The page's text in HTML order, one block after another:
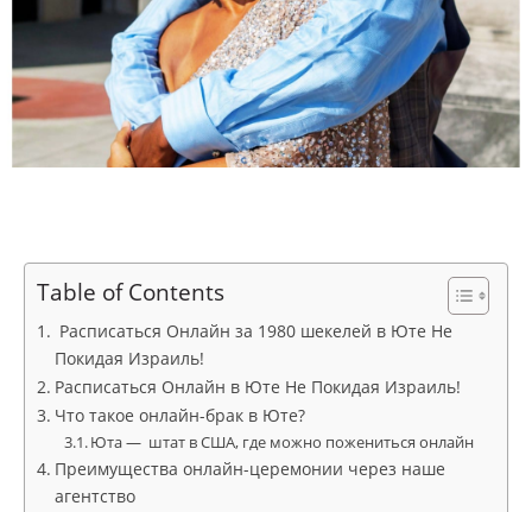
Table of Contents
Расписаться Онлайн за 1980 шекелей в Юте Не
Покидая Израиль!
Расписаться Онлайн в Юте Не Покидая Израиль!
Что такое онлайн-брак в Юте?
Юта — штат в США, где можно пожениться онлайн
Преимущества онлайн-церемонии через наше
агентство